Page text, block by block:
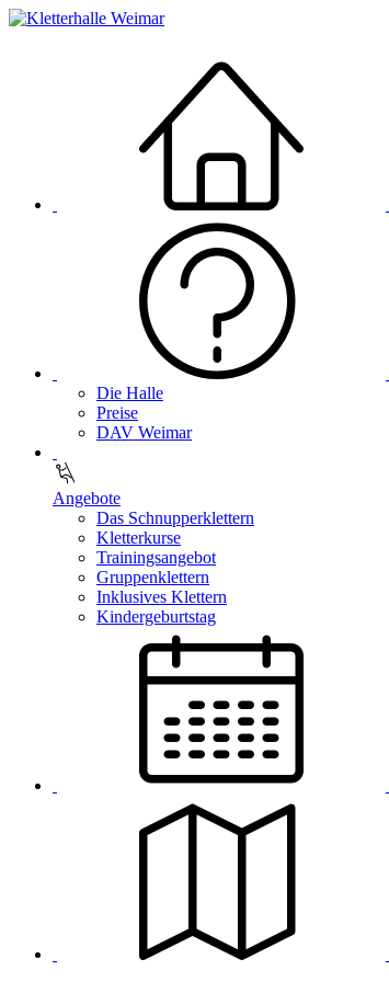
Die Halle
Preise
DAV Weimar
Angebote
Das Schnupperklettern
Kletterkurse
Trainingsangebot
Gruppenklettern
Inklusives Klettern
Kindergeburtstag